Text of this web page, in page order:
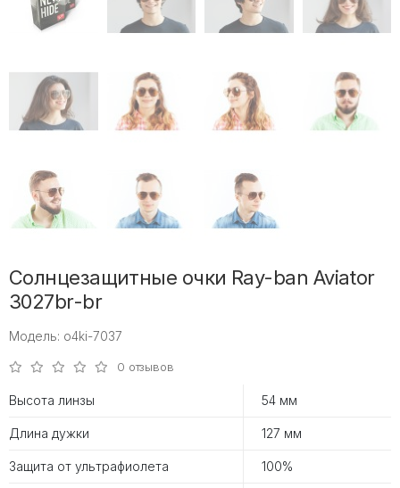
Солнцезащитные очки Ray-ban Aviator
3027br-br
Модель: o4ki-7037
0 отзывов
Высота линзы 54 мм
Длина дужки 127 мм
Защита от ультрафиолета 100%